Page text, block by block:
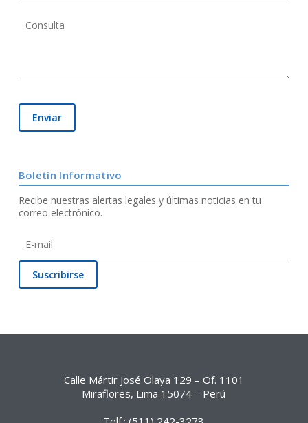
Boletín Informativo
Recibe nuestras alertas legales y últimas noticias en tu
correo electrónico.
Calle Mártir José Olaya 129 – Of. 1101
Miraflores, Lima 15074 – Perú